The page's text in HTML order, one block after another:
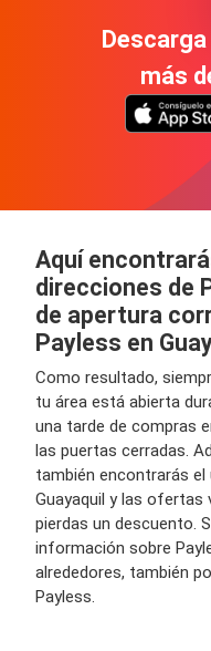
más
Aquí
direcciones de
de apertura
Payless en
Como resultado,
tu área está abierta
una tarde de compras
las puertas cerradas.
también encontrarás
Guayaquil y las ofertas
pierdas un descuento.
información sobre
alrededores, también
Payless.